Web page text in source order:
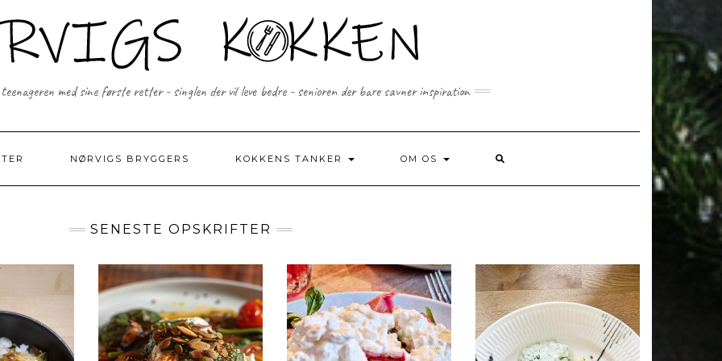
med sine første retter - singlen der vil leve bedre - senioren der bare savner inspiration
NØRVIGS BRYGGERS KOKKENS TANKER OM OS
SENESTE OPSKRIFTER